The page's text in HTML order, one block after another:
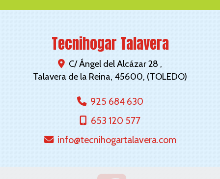
Tecnihogar Talavera
C/ Ángel del Alcázar 28 ,
Talavera de la Reina, 45600, (TOLEDO)
925 684 630
653 120 577
info
tecnihogartalavera.com